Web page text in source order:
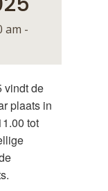
am -
vindt de
plaats in
tot